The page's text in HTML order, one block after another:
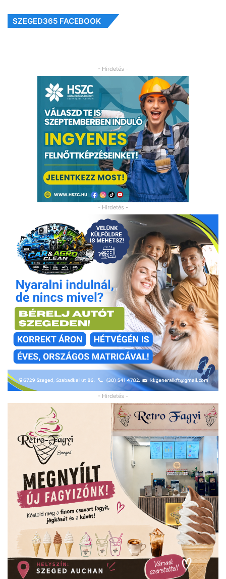
SZEGED365 FACEBOOK
- Hirdetés -
- Hirdetés -
- Hirdetés -